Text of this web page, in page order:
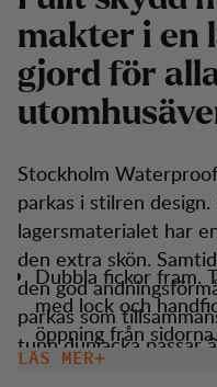
makter i en l
gjord för all
utomhusäve
Stockholm
parkas i stilren
lagersmaterialet har
den extra skön.
den god
parkas som
tunn dunjacka passar
Lundhags Exclusive -
Dubbla fickor fram.
med lock och
öppning från sidorna.
Tvåvägsdragkedja
LÄS MER